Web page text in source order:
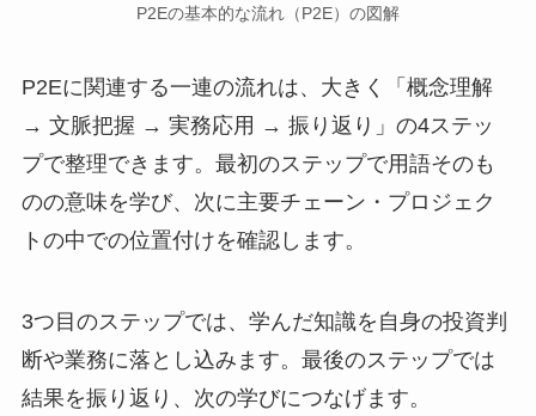
P2Eの基本的な流れ（P2E）の図解
P2Eに関連する一連の流れは、大きく「概念理解
→ 文脈把握 → 実務応用 → 振り返り」の4ステッ
プで整理できます。最初のステップで用語そのも
のの意味を学び、次に主要チェーン・プロジェク
トの中での位置付けを確認します。
3つ目のステップでは、学んだ知識を自身の投資判
断や業務に落とし込みます。最後のステップでは
結果を振り返り、次の学びにつなげます。